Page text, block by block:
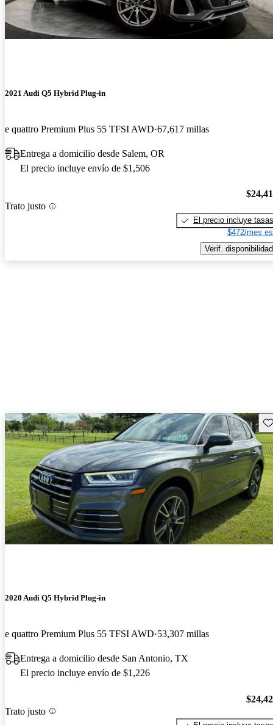
2021 Audi Q5 Hybrid Plug-in
e quattro Premium Plus 55 TFSI AWD 67,617 millas
Entrega a domicilio desde Salem, OR
El precio incluye envío de $1,506
Trato justo
El precio incluye tasas
$472/mes
Verif. disponibilidad
2020 Audi Q5 Hybrid Plug-in
e quattro Premium Plus 55 TFSI AWD 53,307 millas
Entrega a domicilio desde San Antonio, TX
El precio incluye envío de $1,226
Trato justo